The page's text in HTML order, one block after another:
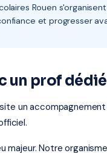
Rouen
et progresser
un prof dédié
un
majeur. Notre